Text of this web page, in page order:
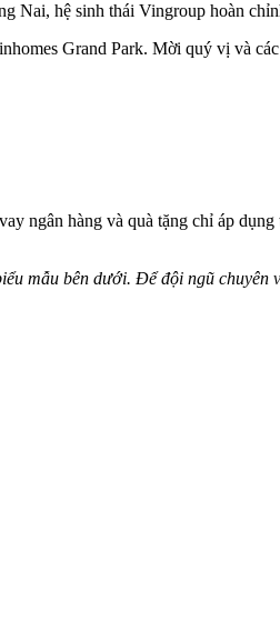
Nai, hệ sinh thái Vingroup hoàn
Grand Park. Mời quý vị và
ngân hàng và quà tặng chỉ áp
mẫu bên dưới. Để đội ngũ chuyên